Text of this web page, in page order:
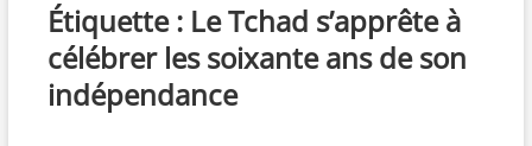
Étiquette : Le Tchad s’apprête à
célébrer les soixante ans de son
indépendance